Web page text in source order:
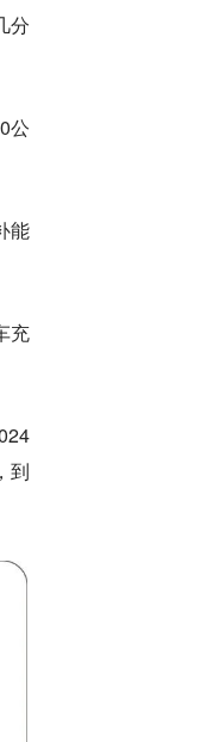
分
公
能
充
到